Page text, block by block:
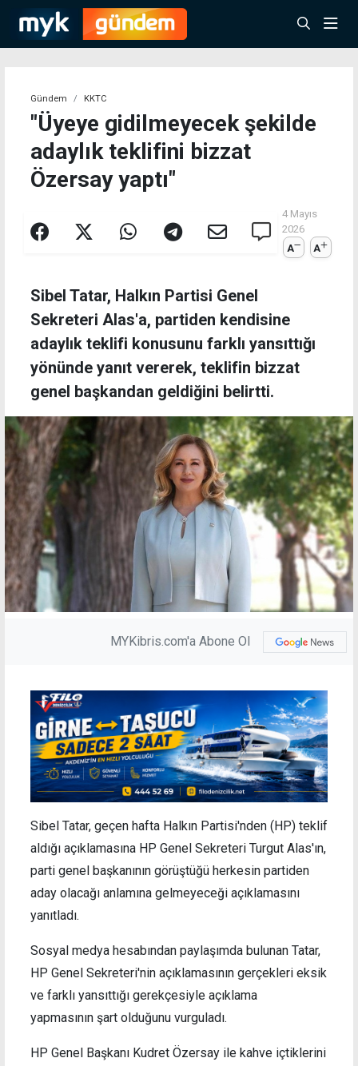
Gündem KKTC
"Üyeye gidilmeyecek şekilde
adaylık teklifini bizzat
Özersay yaptı"
4 Mayıs
2026
A
A
Sibel Tatar, Halkın Partisi Genel
Sekreteri Alas'a, partiden kendisine
adaylık teklifi konusunu farklı yansıttığı
yönünde yanıt vererek, teklifin bizzat
genel başkandan geldiğini belirtti.
MYKibris.com'a Abone Ol
Sibel Tatar, geçen hafta Halkın Partisi'nden (HP) teklif
aldığı açıklamasına HP Genel Sekreteri Turgut Alas'ın,
parti genel başkanının görüştüğü herkesin partiden
aday olacağı anlamına gelmeyeceği açıklamasını
yanıtladı.
Sosyal medya hesabından paylaşımda bulunan Tatar,
HP Genel Sekreteri'nin açıklamasının gerçekleri eksik
ve farklı yansıttığı gerekçesiyle açıklama
yapmasının şart olduğunu vurguladı.
HP Genel Başkanı Kudret Özersay ile kahve içtiklerini